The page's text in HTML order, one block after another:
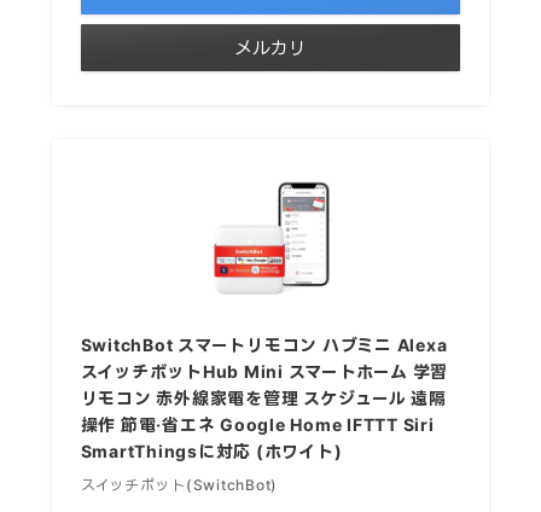
メルカリ
SwitchBot スマートリモコン ハブミニ Alexa
スイッチボットHub Mini スマートホーム 学習
リモコン 赤外線家電を管理 スケジュール 遠隔
操作 節電·省エネ Google Home IFTTT Siri
SmartThingsに対応 (ホワイト)
スイッチボット(SwitchBot)